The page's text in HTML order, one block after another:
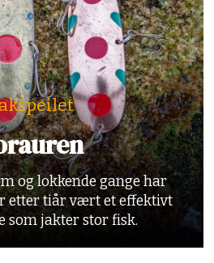
og lokkende gange har
etter tiår vært et effektivt
som jakter stor fisk.